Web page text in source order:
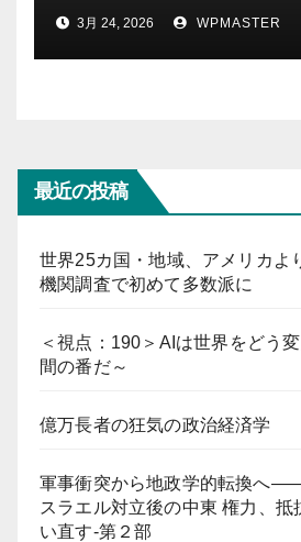
3月 24, 2026 WPMASTER
最近の投稿
世界25カ国・地域、アメリカ
機関調査で初めて多数派に
＜視点：190＞AIは世界をどう
間の番だ～
億万長者の狂気の政治経済学
軍事衝突から地政学的転換へ
スラエル対立後の中東 権力、抵
い直す-第２部